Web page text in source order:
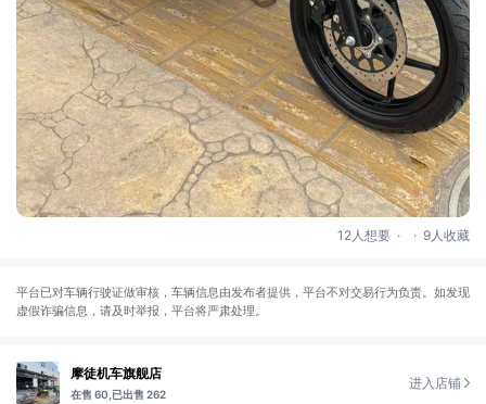
12人想要 . . 9人收藏
平台已对车辆行驶证做审核，车辆信息由发布者提供，平台不对交易行为负责。如发现
虚假诈骗信息，请及时举报，平台将严肃处理。
摩徒机车旗舰店
在售 60, 已出售 262
进入店铺